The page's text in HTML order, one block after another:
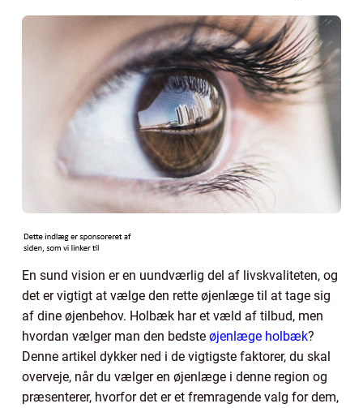
En sund vision er en uundværlig del af livskvaliteten, og
det er vigtigt at vælge den rette øjenlæge til at tage sig
af dine øjenbehov. Holbæk har et væld af tilbud, men
hvordan vælger man den bedste øjenlæge holbæk?
Denne artikel dykker ned i de vigtigste faktorer, du skal
overveje, når du vælger en øjenlæge i denne region og
præsenterer, hvorfor det er et fremragende valg for dem,